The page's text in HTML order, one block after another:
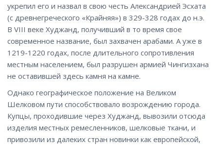
укрепил его и назвал в свою честь Александрией Эсхата
(с древнегреческого «Крайняя») в 329-328 годах до н.э.
В VIII веке Худжанд, получивший в то время свое
современное название, был захвачен арабами. А уже в
1219-1220 годах, после длительного сопротивления
местным населением, был разрушен армией Чингизхана
не оставившей здесь камня на камне.
Однако географическое положение на Великом
Шелковом пути способствовало возрождению города.
Купцы, проходившие через Худжанд, вывозили отсюда
изделия местных ремесленников, шелковые ткани, и
привозили из далеких стран новинки как европейской,